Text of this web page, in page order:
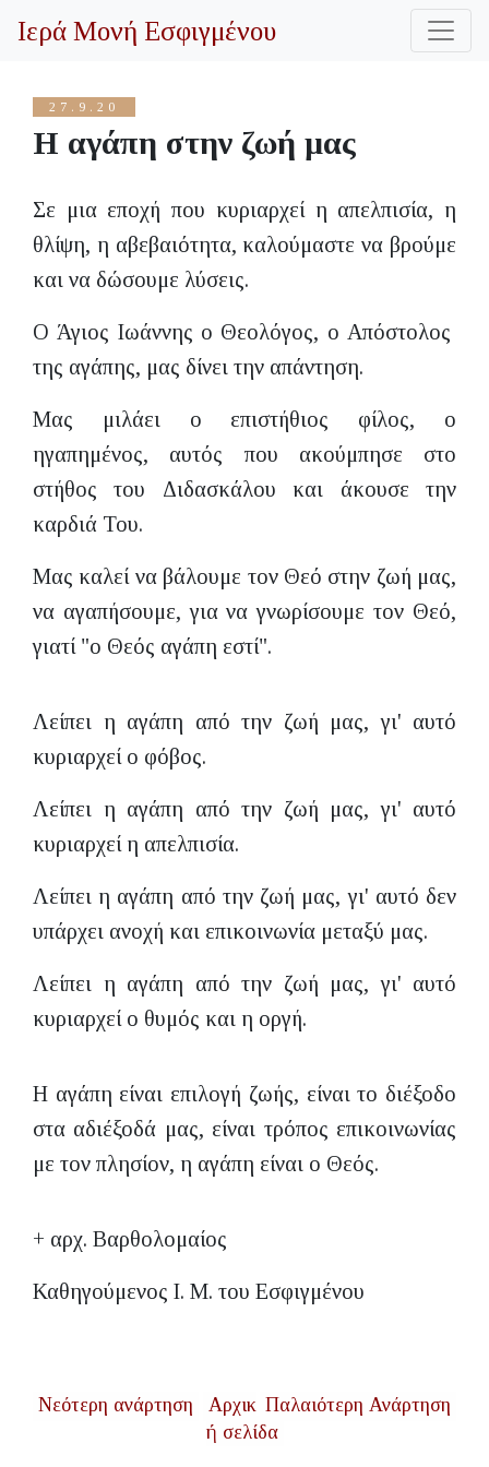
27.9.20
Η αγάπη στην ζωή μας
Σε μια εποχή που κυριαρχεί η απελπισία, η
θλίψη, η αβεβαιότητα, καλούμαστε να βρούμε
και να δώσουμε λύσεις.
Ο Άγιος Ιωάννης ο Θεολόγος, ο Απόστολος
της αγάπης, μας δίνει την απάντηση.
Μας μιλάει ο επιστήθιος φίλος, ο
ηγαπημένος, αυτός που ακούμπησε στο
στήθος του Διδασκάλου και άκουσε την
καρδιά Του.
Μας καλεί να βάλουμε τον Θεό στην ζωή μας,
να αγαπήσουμε, για να γνωρίσουμε τον Θεό,
γιατί "ο Θεός αγάπη εστί".
Λείπει η αγάπη από την ζωή μας, γι' αυτό
κυριαρχεί ο φόβος.
Λείπει η αγάπη από την ζωή μας, γι' αυτό
κυριαρχεί η απελπισία.
Λείπει η αγάπη από την ζωή μας, γι' αυτό δεν
υπάρχει ανοχή και επικοινωνία μεταξύ μας.
Λείπει η αγάπη από την ζωή μας, γι' αυτό
κυριαρχεί ο θυμός και η οργή.
Η αγάπη είναι επιλογή ζωής, είναι το διέξοδο
στα αδιέξοδά μας, είναι τρόπος επικοινωνίας
με τον πλησίον, η αγάπη είναι ο Θεός.
+ αρχ. Βαρθολομαίος
Καθηγούμενος Ι. Μ. του Εσφιγμένου
Νεότερη ανάρτηση Παλαιότερη Ανάρτηση
Αρχικ
ή σελίδα
Ιερά Μονή Εσφιγμένου